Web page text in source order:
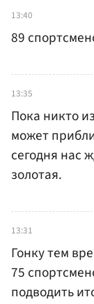
13:40
89
13:35
Пока никто
может
сегодня нас
золотая.
13:31
Гонку тем
75
подводить